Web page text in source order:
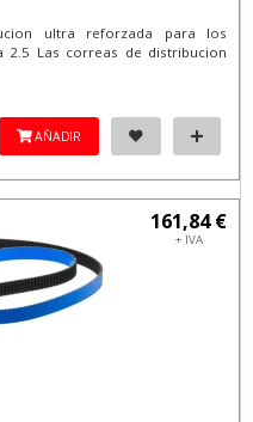
ultra reforzada para los
2.5 Las correas de distribucion
AÑADIR
161,84 €
+ IVA